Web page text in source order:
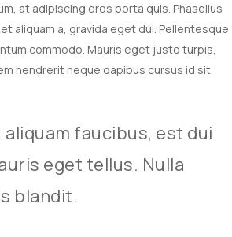
at adipiscing eros porta quis. Phasellus
aliquam a, gravida eget dui. Pellentesque
commodo. Mauris eget justo turpis,
hendrerit neque dapibus cursus id sit
faucibus, est dui
eget tellus. Nulla
blandit.